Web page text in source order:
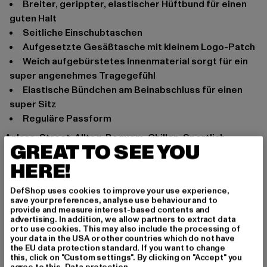
Breiter, gerippter, elastischer Hüftbund für einen
guten Halt
Seitliche Einschubtaschen
Aufgesetzte Gesäßtasche mit kleinem Logo-Patch
Weich aufgebürstetes Innenmaterial sorgt für ein
super angenehmes Tragegefühl
Elastische Bündchen am Beinabschluss für einen
super Sitz
Reguläre Passform
Anlass: Street, Alltag, Bequem, Chillen, Sportlich,
Freizeit, Lässig, Casual, Basic
Verschlussarten: Gummizug
Schnitt: Locker
Marke: Urban Classics
Kat.: Trousers - Sweat
Farbe: schwarz
Hersteller Farbe: black
Materialzusammensetzung: 100% Baumwolle
GREAT TO SEE YOU
HERE!
DefShop uses cookies to improve your use experience,
save your preferences, analyse use behaviour and to
provide and measure interest-based contents and
advertising. In addition, we allow partners to extract data
or to use cookies. This may also include the processing of
your data in the USA or other countries which do not have
the EU data protection standard. If you want to change
this, click on "Custom settings". By clicking on "Accept" you